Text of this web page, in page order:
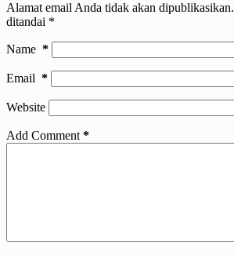
Alamat email Anda tidak akan dipublikasikan.
ditandai *
Name *
Email *
Website
Add Comment *